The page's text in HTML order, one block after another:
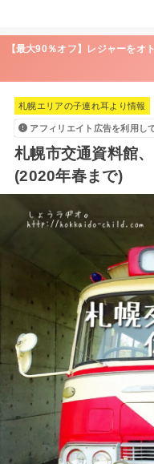
【最大90％オフ】レジャーを
札幌エリアの子連れ耳より情報
アフィリエイト広告を利用し
札幌市交通資料館
(2020年春まで)